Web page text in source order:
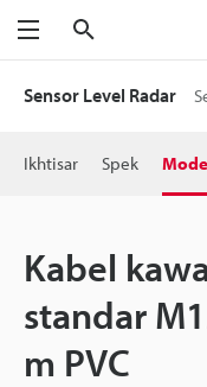
Menu
Sensor Level Radar
Ikhtisar Spek
Kabel
standar
m PVC